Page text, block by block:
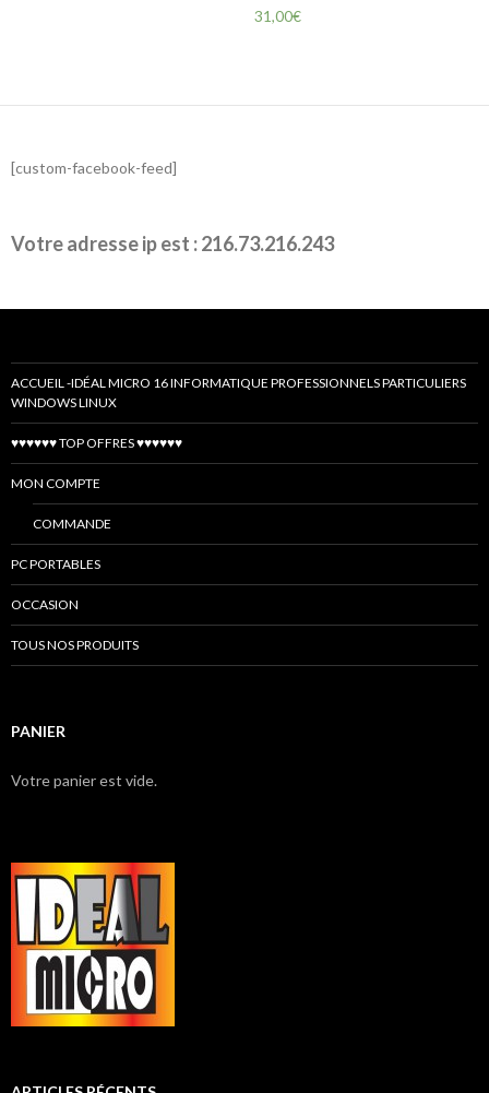
31,00€
[custom-facebook-feed]
Votre adresse ip est : 216.73.216.243
ACCUEIL -IDÉAL MICRO 16 INFORMATIQUE PROFESSIONNELS PARTICULIERS
WINDOWS LINUX
♥♥♥♥♥♥ TOP OFFRES ♥♥♥♥♥♥
MON COMPTE
COMMANDE
PC PORTABLES
OCCASION
TOUS NOS PRODUITS
PANIER
Votre panier est vide.